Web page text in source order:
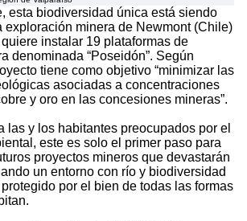
esta biodiversidad única está siendo
exploración minera de Newmont (Chile)
instalar 19 plataformas de
denominada “Poseidón”. Según
tiene como objetivo “minimizar las
asociadas a concentraciones
y oro en las concesiones mineras”.
las y los habitantes preocupados por el
este es solo el primer paso para
proyectos mineros que devastarán
un entorno con río y biodiversidad
por el bien de todas las formas